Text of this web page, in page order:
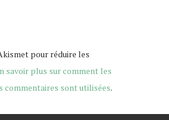
pour réduire les
savoir plus sur comment les
commentaires sont utilisées.